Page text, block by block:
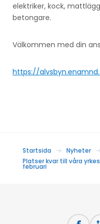
elektriker, kock,
betongare.
Välkommen med din
https://
Startsida
Nyheter
Platser kvar till våra
februari